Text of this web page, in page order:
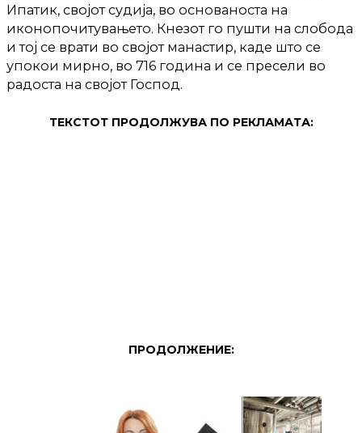
Ипатик, својот судија, во основаноста на
иконопочитувањето. Кнезот го пушти на слобода
и тој се врати во својот манастир, каде што се
упокои мирно, во 716 година и се пресели во
радоста на својот Господ.
ТЕКСТОТ ПРОДОЛЖУВА ПО РЕКЛАМАТА:
ПРОДОЛЖЕНИЕ: